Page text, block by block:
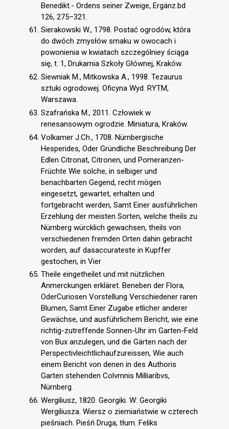
Benedikt.- Ordens seiner Zweige, Ergänz.bd
126, 275–321.
Sierakowski W., 1798. Postać ogrodów, która
do dwóch zmysłów smaku w owocach i
powonienia w kwiatach szczególniey ściąga
się, t. 1, Drukarnia Szkoły Głównej, Kraków.
Siewniak M., Mitkowska A., 1998. Tezaurus
sztuki ogrodowej. Oficyna Wyd. RYTM,
Warszawa.
Szafrańska M., 2011. Człowiek w
renesansowym ogrodzie. Miniatura, Kraków.
Volkamer J.Ch., 1708. Nürnbergische
Hesperides, Oder Gründliche Beschreibung Der
Edlen Citronat, Citronen, und Pomeranzen-
Früchte Wie solche, in selbiger und
benachbarten Gegend, recht mögen
eingesetzt, gewartet, erhalten und
fortgebracht werden, Samt Einer ausführlichen
Erzehlung der meisten Sorten, welche theils zu
Nürnberg würcklich gewachsen, theils von
verschiedenen fremden Orten dahin gebracht
worden, auf dasaccurateste in Kupffer
gestochen, in Vier
Theile eingetheilet und mit nützlichen
Anmerckungen erkläret. Beneben der Flora,
OderCuriosen Vorstellung Verschiedener raren
Blumen, Samt Einer Zugabe etlicher anderer
Gewächse, und ausführlichem Bericht, wie eine
richtig-zutreffende Sonnen-Uhr im Garten-Feld
von Bux anzulegen, und die Gärten nach der
Perspectivleichtlichaufzureissen, Wie auch
einem Bericht von denen in des Authoris
Garten stehenden Colvmnis Milliaribvs,
Nürnberg.
Wergiliusz, 1820. Georgiki. W: Georgiki
Wergiliusza. Wiersz o ziemiaństwie w czterech
pieśniach. Pieśń Druga, tłum. Feliks